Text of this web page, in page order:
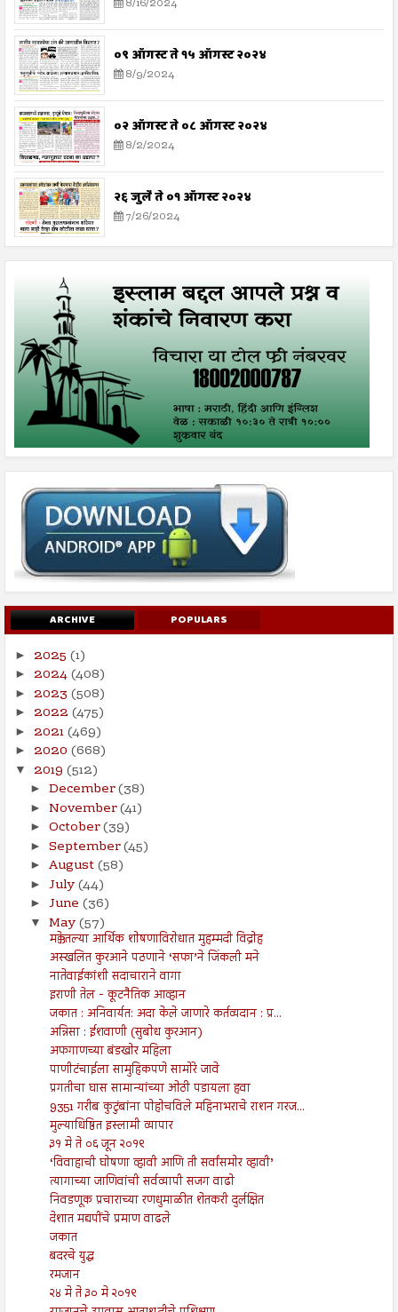
8/16/2024
०९ ऑगस्ट ते १५ ऑगस्ट २०२४
8/9/2024
०२ ऑगस्ट ते ०८ ऑगस्ट २०२४
8/2/2024
२६ जुलै ते ०१ ऑगस्ट २०२४
7/26/2024
ARCHIVE POPULARS
► 2025 (1)
► 2024(408)
► 2023 (508)
► 2022 (475)
► 2021(469)
► 2020 (668)
▼ 2019 (512)
► December(38)
► November(41)
► October(39)
► September(45)
► August(58)
► July(44)
► June (36)
▼ May(57)
मक्केतल्या आर्थिक शोषणाविरोधात मुहम्मदी विद्रोह
अस्खलित कुरआने पठणाने ‘सफा’ने जिंकली मने
नातेवाईकांशी सदाचाराने वागा
इराणी तेल - कूटनैतिक आव्हान
जकात : अनिवार्यत: अदा केले जाणारे कर्तव्यदान : प्र...
अन्निसा : ईशवाणी (सुबोध कुरआन)
अफगाणच्या बंडखोर महिला
पाणीटंचाईला सामुहिकपणे सामोरे जावे
प्रगतीचा घास सामान्यांच्या ओठी पडायला हवा
9351 गरीब कुटुंबांना पोहोचविले महिनाभराचे राशन गरज...
मुल्याधिष्ठित इस्लामी व्यापार
३१ मे ते ०६ जून २०१९
‘विवाहाची घोषणा व्हावी आणि ती सर्वांसमोर व्हावी’
त्यागाच्या जाणिवांची सर्वव्यापी सजग वाढो
निवडणूक प्रचाराच्या रणधुमाळीत शेतकरी दुर्लक्षित
देशात मद्यपींचे प्रमाण वाढले
जकात
बदरचे युद्ध
रमजान
२४ मे ते ३० मे २०१९